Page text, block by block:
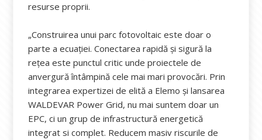
resurse proprii.
„Construirea unui parc fotovoltaic este doar o
parte a ecuației. Conectarea rapidă și sigură la
rețea este punctul critic unde proiectele de
anvergură întâmpină cele mai mari provocări. Prin
integrarea expertizei de elită a Elemo și lansarea
WALDEVAR Power Grid, nu mai suntem doar un
EPC, ci un grup de infrastructură energetică
integrat si complet. Reducem masiv riscurile de